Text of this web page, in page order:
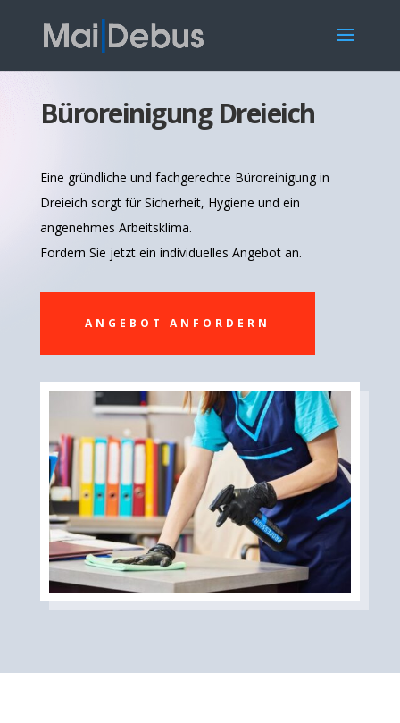
Büroreinigung Dreieich
Eine gründliche und fachgerechte Büroreinigung in
Dreieich sorgt für Sicherheit, Hygiene und ein
angenehmes Arbeitsklima.
Fordern Sie jetzt ein individuelles Angebot an.
ANGEBOT ANFORDERN